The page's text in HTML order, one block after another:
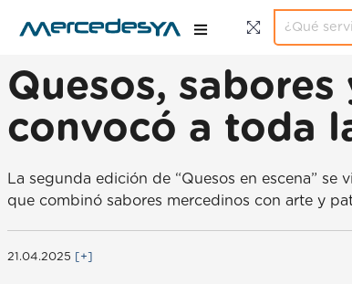
Quesos,
convocó a toda
La segunda edición de “Quesos en escena”
que combinó sabores mercedinos con arte y
21.04.2025 [+]